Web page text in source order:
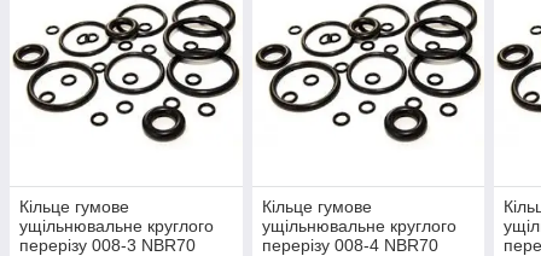
Кільце гумове
ущільнювальне круглого
перерізу 008-3 NBR70
Кільце гумове
ущільнювальне круглого
перерізу 008-4 NBR70